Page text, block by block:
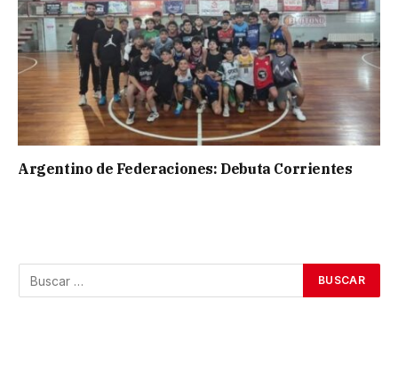
Argentino de Federaciones: Debuta Corrientes